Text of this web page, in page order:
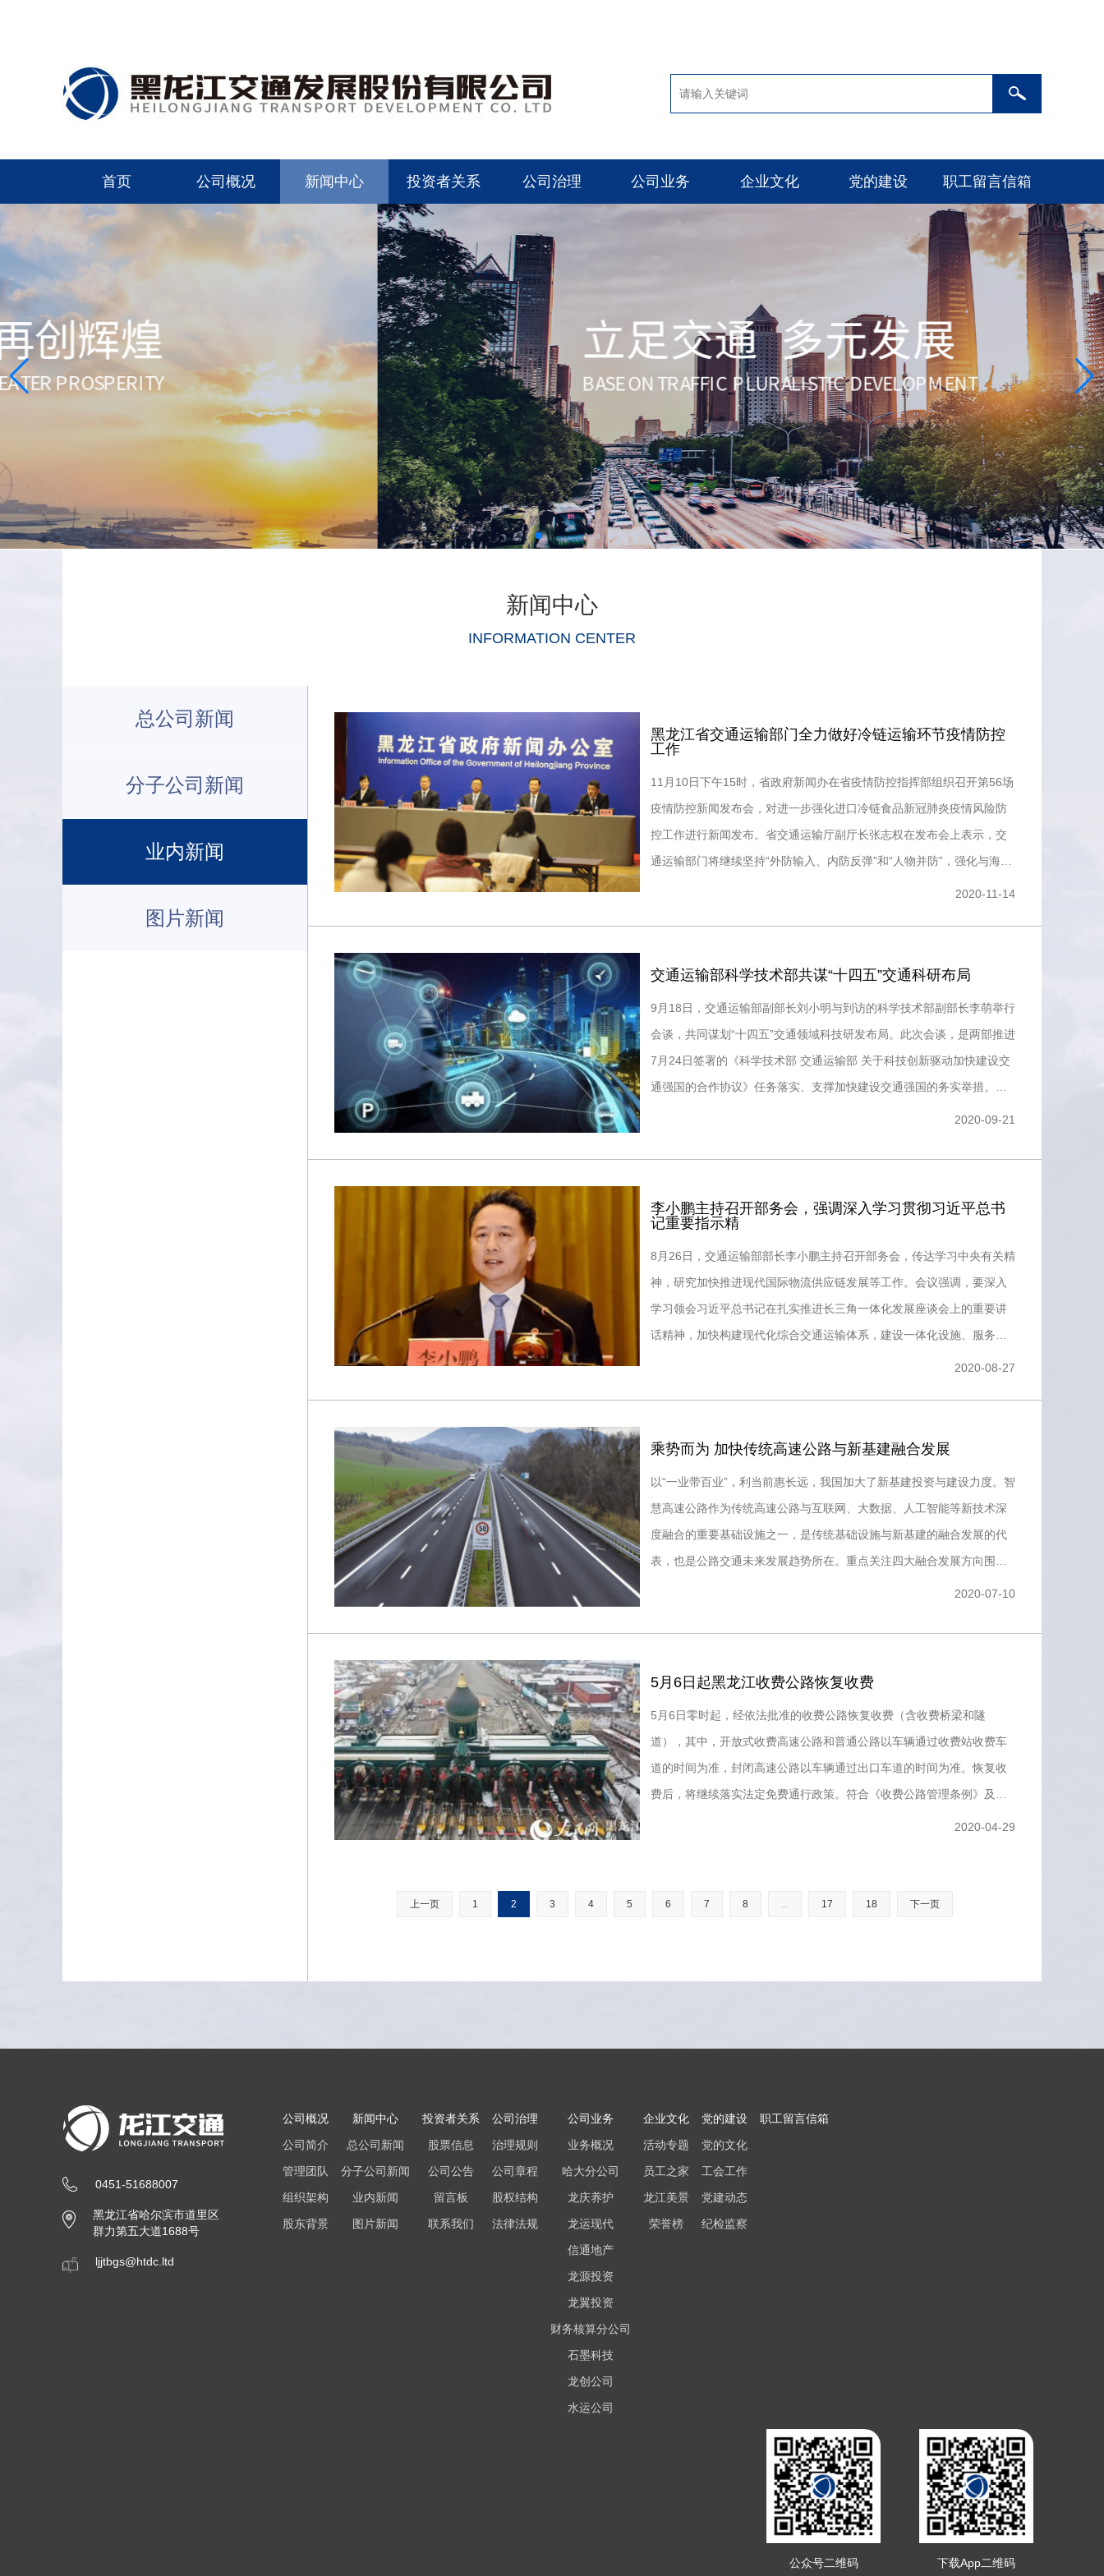
首页 公司概况 新闻中心 投资者关系 公司治理 公司业务 企业文化 党的建设 职工留言信箱
新闻中心
INFORMATION CENTER
总公司新闻
分子公司新闻
业内新闻
图片新闻
黑龙江省交通运输部门全力做好冷链运输环节疫情防控
工作
11月10日下午15时，省政府新闻办在省疫情防控指挥部组织召开第56场
疫情防控新闻发布会，对进一步强化进口冷链食品新冠肺炎疫情风险防
控工作进行新闻发布。省交通运输厅副厅长张志权在发布会上表示，交
通运输部门将继续坚持“外防输入、内防反弹”和“人物并防”，强化与海
2020-11-14
交通运输部科学技术部共谋“十四五”交通科研布局
9月18日，交通运输部副部长刘小明与到访的科学技术部副部长李萌举行
会谈，共同谋划“十四五”交通领域科技研发布局。此次会谈，是两部推进
7月24日签署的《科学技术部 交通运输部 关于科技创新驱动加快建设交
通强国的合作协议》任务落实、支撑加快建设交通强国的务实举措。刘
2020-09-21
李小鹏主持召开部务会，强调深入学习贯彻习近平总书
记重要指示精
8月26日，交通运输部部长李小鹏主持召开部务会，传达学习中央有关精
神，研究加快推进现代国际物流供应链发展等工作。会议强调，要深入
学习领会习近平总书记在扎实推进长三角一体化发展座谈会上的重要讲
话精神，加快构建现代化综合交通运输体系，建设一体化设施、服务网
2020-08-27
乘势而为 加快传统高速公路与新基建融合发展
以“一业带百业”，利当前惠长远，我国加大了新基建投资与建设力度。智
慧高速公路作为传统高速公路与互联网、大数据、人工智能等新技术深
度融合的重要基础设施之一，是传统基础设施与新基建的融合发展的代
表，也是公路交通未来发展趋势所在。重点关注四大融合发展方向围绕
2020-07-10
5月6日起黑龙江收费公路恢复收费
5月6日零时起，经依法批准的收费公路恢复收费（含收费桥梁和隧
道），其中，开放式收费高速公路和普通公路以车辆通过收费站收费车
道的时间为准，封闭高速公路以车辆通过出口车道的时间为准。恢复收
费后，将继续落实法定免费通行政策。符合《收费公路管理条例》及相
2020-04-29
上一页 1 2 3 4 5 6 7 8 17 18 下一页
0451-51688007
黑龙江省哈尔滨市道里区
群力第五大道1688号
ljjtbgs@htdc.ltd
公司概况
公司简介
管理团队
组织架构
股东背景
新闻中心
总公司新闻
分子公司新闻
业内新闻
图片新闻
投资者关系
股票信息
公司公告
留言板
联系我们
公司治理
治理规则
公司章程
股权结构
法律法规
公司业务
业务概况
哈大分公司
龙庆养护
龙运现代
信通地产
龙源投资
龙翼投资
财务核算分公司
石墨科技
龙创公司
水运公司
企业文化
活动专题
员工之家
龙江美景
荣誉榜
党的建设
党的文化
工会工作
党建动态
纪检监察
职工留言信箱
公众号二维码 下载App二维码